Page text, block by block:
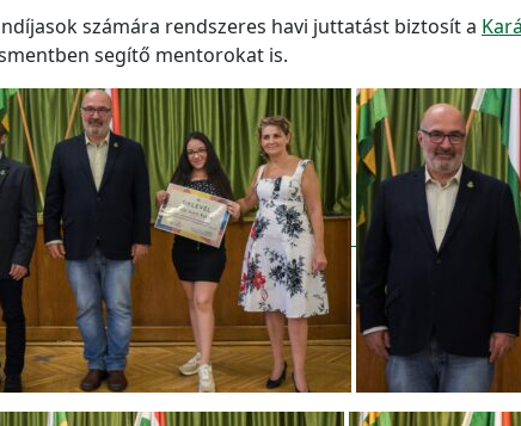
számára rendszeres havi juttatást biztosít a
segítő mentorokat is.